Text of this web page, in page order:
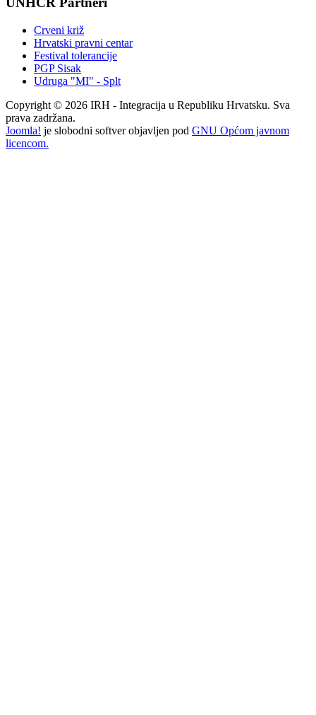
Crveni križ
Hrvatski pravni centar
Festival tolerancije
PGP Sisak
Udruga "MI" - Splt
Copyright © 2026 IRH - Integracija u Republiku Hrvatsku. Sva
prava zadržana.
Joomla! je slobodni softver objavljen pod GNU Općom javnom
licencom.